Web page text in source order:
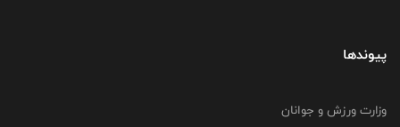
پیوندها
وزارت ورزش و جوانان